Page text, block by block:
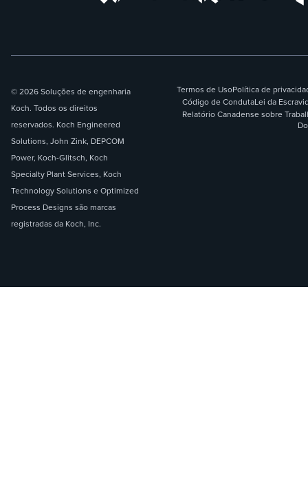
© 2026 Soluções de engenharia
Koch. Todos os direitos
reservados. Koch Engineered
Solutions, John Zink, DEPCOM
Power, Koch-Glitsch, Koch
Specialty Plant Services, Koch
Technology Solutions e Optimized
Process Designs são marcas
registradas da Koch, Inc.
Termos de UsoPolítica de
Código de CondutaLei da
Relatório Canadense sobre